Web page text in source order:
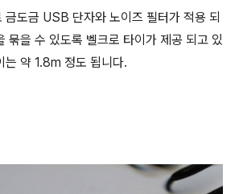
금도금 USB 단자와 노이즈 필터가 적용 되
묶을 수 있도록 벨크로 타이가 제공 되고 있
는 약 1.8m 정도 됩니다.